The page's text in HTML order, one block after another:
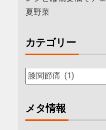
夏野菜
カテゴリー
メタ情報